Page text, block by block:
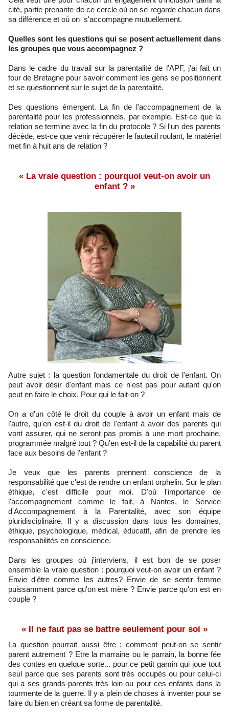
cité, partie prenante de ce cercle où on se regarde chacun dans
sa différence et où on s'accompagne mutuellement.
Quelles sont les questions qui se posent actuellement dans
les groupes que vous accompagnez ?
Dans le cadre du travail sur la parentalité de l'APF, j'ai fait un
tour de Bretagne pour savoir comment les gens se positionnent
et se questionnent sur le sujet de la parentalité.
Des questions émergent. La fin de l'accompagnement de la
parentalité pour les professionnels, par exemple. Est-ce que la
relation se termine avec la fin du protocole ? Si l'un des parents
décède, est-ce que venir récupérer le fauteuil roulant, le matériel
met fin à huit ans de relation ?
« La vraie question : pourquoi veut-on avoir un
enfant ? »
Autre sujet : la question fondamentale du droit de l'enfant. On
peut avoir désir d'enfant mais ce n'est pas pour autant qu'on
peut en faire le choix. Pour qui le fait-on ?
On a d'un côté le droit du couple à avoir un enfant mais de
l'autre, qu'en est-il du droit de l'enfant à avoir des parents qui
vont assurer, qui ne seront pas promis à une mort prochaine,
programmée malgré tout ? Qu'en est-il de la capabilité du parent
face aux besoins de l'enfant ?
Je veux que les parents prennent conscience de la
responsabilité que c'est de rendre un enfant orphelin. Sur le plan
éthique, c'est difficile pour moi. D'où l'importance de
l'accompagnement comme le fait, à Nantes, le Service
d'Accompagnement à la Parentalité, avec son équipe
pluridisciplinaire. Il y a discussion dans tous les domaines,
éthique, psychologique, médical, éducatif, afin de prendre les
responsabilités en conscience.
Dans les groupes où j'interviens, il est bon de se poser
ensemble la vraie question : pourquoi veut-on avoir un enfant ?
Envie d'être comme les autres? Envie de se sentir femme
puissamment parce qu'on est mère ? Envie parce qu'on est en
couple ?
« Il ne faut pas se battre seulement pour soi »
La question pourrait aussi être : comment peut-on se sentir
parent autrement ? Etre la marraine ou le parrain, la bonne fée
des contes en quelque sorte... pour ce petit gamin qui joue tout
seul parce que ses parents sont très occupés ou pour celui-ci
qui a ses grands-parents très loin ou pour ces enfants dans la
tourmente de la guerre. Il y a plein de choses à inventer pour se
faire du bien en créant sa forme de parentalité.